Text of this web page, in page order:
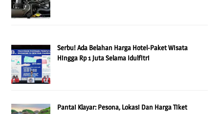
Serbu! Ada Belahan Harga Hotel-Paket Wisata
Hingga Rp 1 Juta Selama Idulfitri
Pantai Klayar: Pesona, Lokasi Dan Harga Tiket